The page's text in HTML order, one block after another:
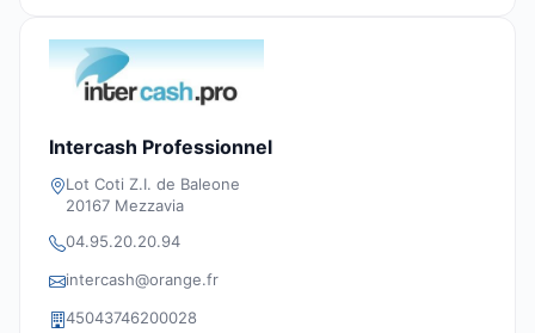
Intercash Professionnel
Lot Coti Z.I. de Baleone
20167 Mezzavia
04.95.20.20.94
intercash@orange.fr
45043746200028